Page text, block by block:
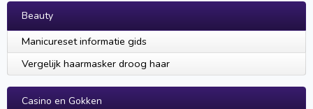
Beauty
Manicureset informatie gids
Vergelijk haarmasker droog haar
Casino en Gokken